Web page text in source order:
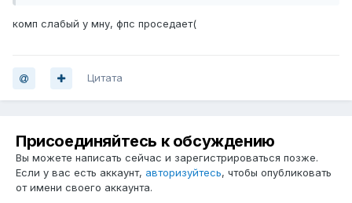
комп слабый у мну, фпс проседает(
Цитата
Присоединяйтесь к обсуждению
Вы можете написать сейчас и зарегистрироваться позже.
Если у вас есть аккаунт, авторизуйтесь, чтобы опубликовать
от имени своего аккаунта.